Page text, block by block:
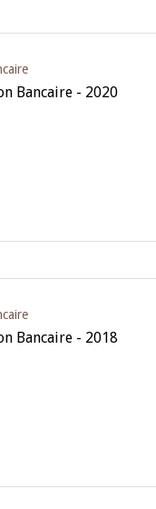
Bancaire - 2020
Bancaire - 2018